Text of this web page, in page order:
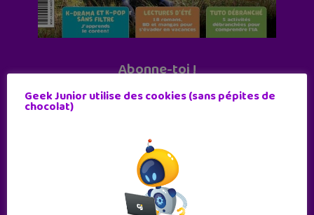
Abonne-toi !
11 numéros par an
Geek Junior utilise des cookies (sans pépites de
chocolat)